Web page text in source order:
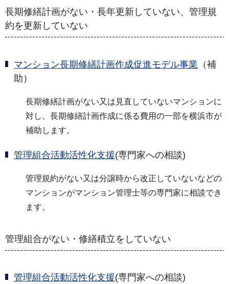
長期修繕計画がない・長年更新していない、管理規
約を更新していない
マンション長期修繕計画作成促進モデル事業 （補
助）
長期修繕計画がない又は見直していないマンションに
対し、長期修繕計画作成に係る費用の一部を横浜市が
補助します。
管理組合活動活性化支援(専門家への相談)
管理規約がない又は分譲時から改正していないなどの
マンションがマンション管理士等の専門家に相談でき
ます。
管理組合がない・修繕積立をしていない
管理組合活動活性化支援(専門家への相談)